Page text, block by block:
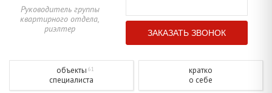
Руководитель группы
квартирного отдела,
риэлтер
объекты 61
специалиста
кратко
о себе